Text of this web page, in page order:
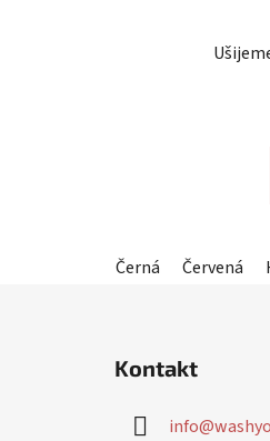
Černá Červená
Kontakt
info@